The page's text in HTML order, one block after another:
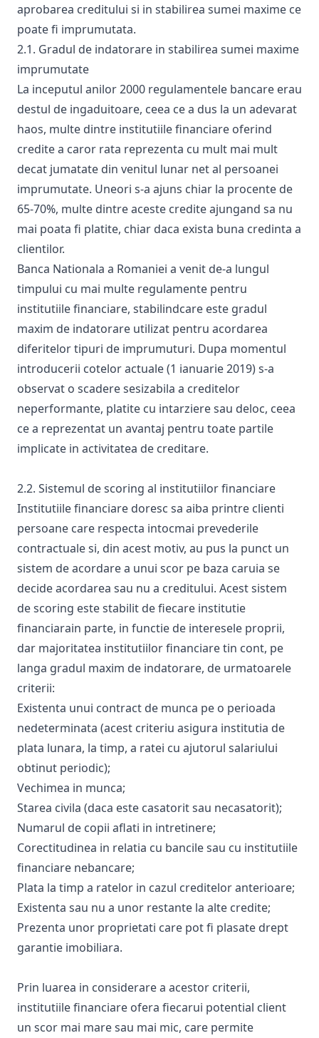
aprobarea creditului si in stabilirea sumei maxime ce
poate fi imprumutata.
2.1. Gradul de indatorare in stabilirea sumei maxime
imprumutate
La inceputul anilor 2000 regulamentele bancare erau
destul de ingaduitoare, ceea ce a dus la un adevarat
haos, multe dintre institutiile financiare oferind
credite a caror rata reprezenta cu mult mai mult
decat jumatate din venitul lunar net al persoanei
imprumutate. Uneori s-a ajuns chiar la procente de
65-70%, multe dintre aceste credite ajungand sa nu
mai poata fi platite, chiar daca exista buna credinta a
clientilor.
Banca Nationala a Romaniei a venit de-a lungul
timpului cu mai multe regulamente pentru
institutiile financiare, stabilindcare este gradul
maxim de indatorare utilizat pentru acordarea
diferitelor tipuri de imprumuturi. Dupa momentul
introducerii cotelor actuale (1 ianuarie 2019) s-a
observat o scadere sesizabila a creditelor
neperformante, platite cu intarziere sau deloc, ceea
ce a reprezentat un avantaj pentru toate partile
implicate in activitatea de creditare.
2.2. Sistemul de scoring al institutiilor financiare
Institutiile financiare doresc sa aiba printre clienti
persoane care respecta intocmai prevederile
contractuale si, din acest motiv, au pus la punct un
sistem de acordare a unui scor pe baza caruia se
decide acordarea sau nu a creditului. Acest sistem
de scoring este stabilit de fiecare institutie
financiarain parte, in functie de interesele proprii,
dar majoritatea institutiilor financiare tin cont, pe
langa gradul maxim de indatorare, de urmatoarele
criterii:
Existenta unui contract de munca pe o perioada
nedeterminata (acest criteriu asigura institutia de
plata lunara, la timp, a ratei cu ajutorul salariului
obtinut periodic);
Vechimea in munca;
Starea civila (daca este casatorit sau necasatorit);
Numarul de copii aflati in intretinere;
Corectitudinea in relatia cu bancile sau cu institutiile
financiare nebancare;
Plata la timp a ratelor in cazul creditelor anterioare;
Existenta sau nu a unor restante la alte credite;
Prezenta unor proprietati care pot fi plasate drept
garantie imobiliara.
Prin luarea in considerare a acestor criterii,
institutiile financiare ofera fiecarui potential client
un scor mai mare sau mai mic, care permite